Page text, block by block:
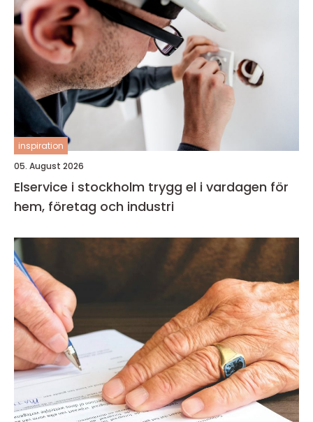
inspiration
05. August 2026
Elservice i stockholm trygg el i vardagen för
hem, företag och industri